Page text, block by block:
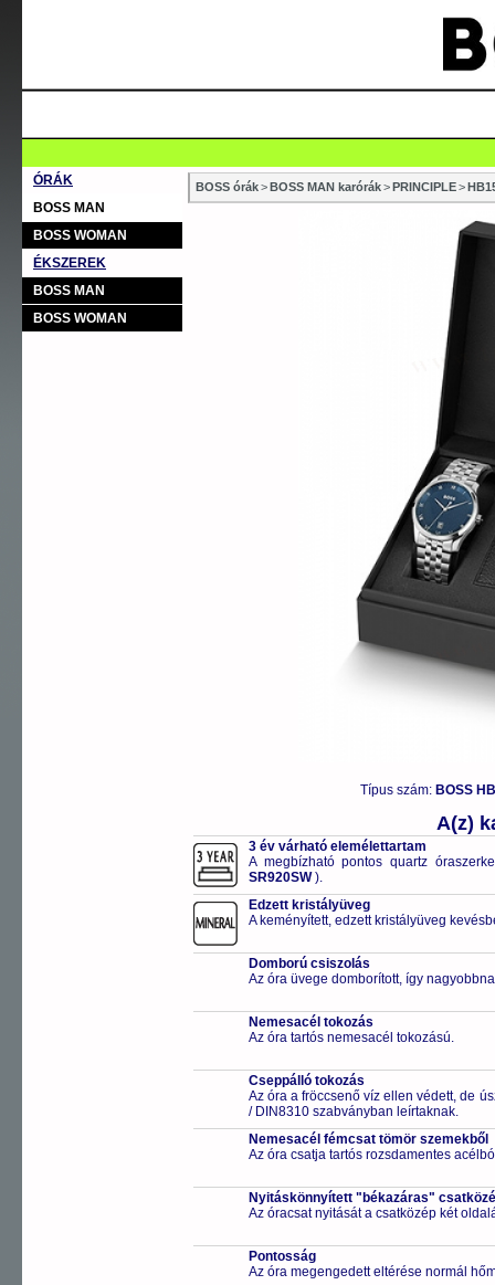
ÓRÁK
BOSS MAN
BOSS WOMAN
ÉKSZEREK
BOSS MAN
BOSS WOMAN
BOSS órák>BOSS MAN karórák>PRINCIPLE>
Típus szám: BOSS
A(z)
3 év várható elemélettartam
A megbízható pontos quartz
SR920SW).
Edzett kristályüveg
A keményített, edzett kristályüveg
Domború csiszolás
Az óra üvege domborított, így
Nemesacél tokozás
Az óra tartós nemesacél tokozású.
Cseppálló tokozás
Az óra a fröccsenő víz ellen védett, de
/ DIN8310 szabványban leírtaknak.
Nemesacél fémcsat tömör szemekből
Az óra csatja tartós rozsdamentes
Nyitáskönnyített "békazáras"
Az óracsat nyitását a csatközép két
Pontosság
Az óra megengedett eltérése normál